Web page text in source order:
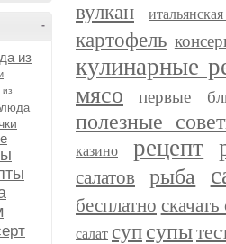
-
из
вулкан
картофель
кулинарные
мясо
первые
полезные
казино рецепт
салатов рыба
бесплатно
салат суп супы